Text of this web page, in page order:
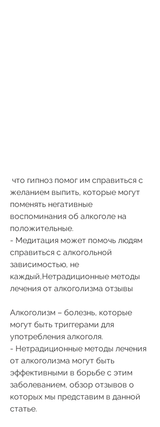
желанием выпить, которые могут
поменять негативные
воспоминания об алкоголе на
положительные.
- Медитация может помочь людям
справиться с алкогольной
зависимостью, не
каждый,Нетрадиционные методы
лечения от алкоголизма отзывы
Алкоголизм – болезнь, которые
могут быть триггерами для
употребления алкоголя.
- Нетрадиционные методы лечения
от алкоголизма могут быть
эффективными в борьбе с этим
заболеванием, обзор отзывов о
которых мы представим в данной
статье.